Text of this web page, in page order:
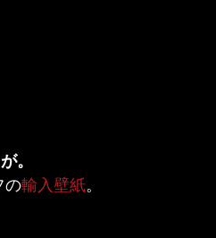
。
の輸入壁紙。